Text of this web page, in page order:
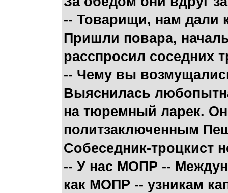
-- Товарищи, нам дали
Пришли повара,
расспросил соседних
-- Чему вы
Выяснилась
на тюремный ларек.
политзаключенным
Собеседник-троцкист
-- У нас МОПР --
как МОПР -- узникам